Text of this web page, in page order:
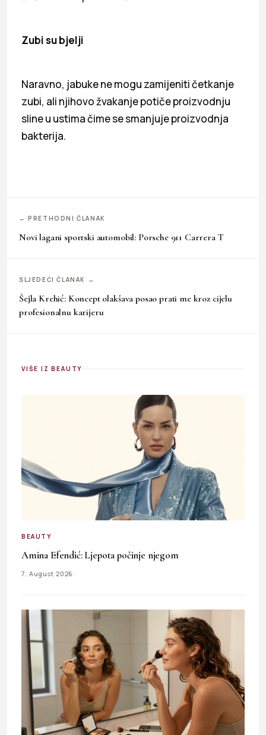
Zubi su bjelji
Naravno, jabuke ne mogu zamijeniti četkanje
zubi, ali njihovo žvakanje potiče proizvodnju
sline u ustima čime se smanjuje proizvodnja
bakterija.
← PRETHODNI ČLANAK
Novi lagani sportski automobil: Porsche 911 Carrera T
SLJEDEĆI ČLANAK →
Šejla Krehić: Koncept olakšava posao prati me kroz cijelu
profesionalnu karijeru
VIŠE IZ BEAUTY
BEAUTY
Amina Efendić: Ljepota počinje njegom
7. August 2026.